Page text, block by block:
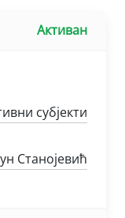
Активан
субјекти
Станојевић